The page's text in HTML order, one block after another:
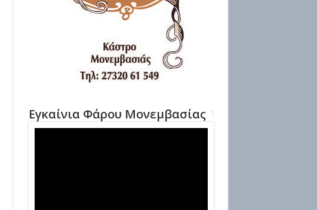
Εγκαίνια Φάρου Μονεμβασίας